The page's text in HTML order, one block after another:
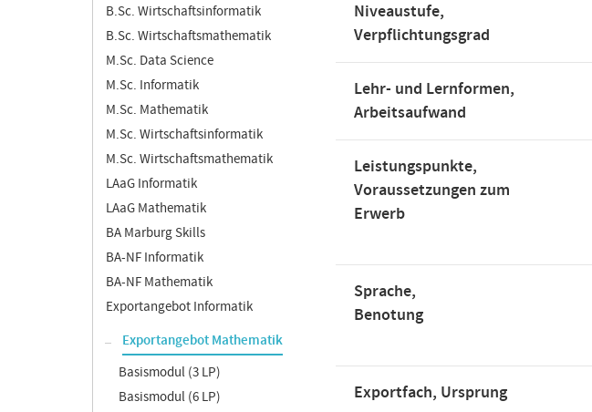
B.Sc. Wirtschaftsinformatik
B.Sc. Wirtschaftsmathematik
M.Sc. Data Science
M.Sc. Informatik
M.Sc. Mathematik
M.Sc. Wirtschaftsinformatik
M.Sc. Wirtschaftsmathematik
LAaG Informatik
LAaG Mathematik
BA Marburg Skills
BA-NF Informatik
BA-NF Mathematik
Exportangebot Informatik
Exportangebot Mathematik
Basismodul (3 LP)
Basismodul (6 LP)
Niveaustufe,
Verpflichtungsgrad
Lehr- und Lernformen,
Arbeitsaufwand
Leistungspunkte,
Voraussetzungen zum
Erwerb
Sprache,
Benotung
Exportfach, Ursprung